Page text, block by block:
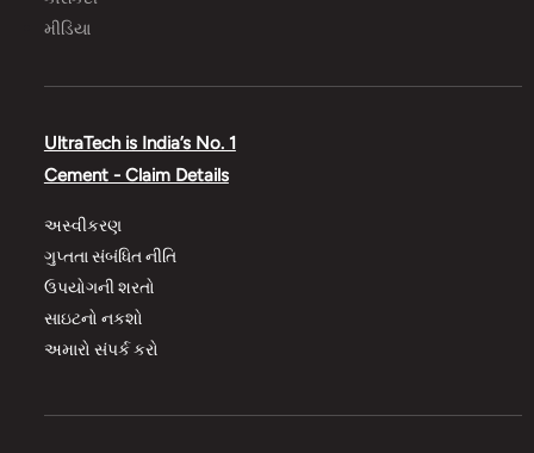
મીડિયા
UltraTech is India’s No. 1
Cement - Claim Details
અસ્વીકરણ
ગુપ્તતા સંબંધિત નીતિ
ઉપયોગની શરતો
સાઇટનો નકશો
અમારો સંપર્ક કરો